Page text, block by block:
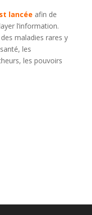
lancée afin de
l’information.
maladies rares y
les
les pouvoirs